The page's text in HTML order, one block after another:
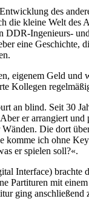
des
die kleine Welt
Ingenieurs-
eine Geschichte,
Geld
Kollegen
an blind. Seit 30
er arrangiert
Die dort
ich ohne
er spielen soll?«.
Interface)
mit
ging